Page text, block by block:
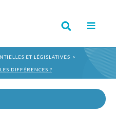
ET LÉGISLATIVES
DIFFÉRENCES ?